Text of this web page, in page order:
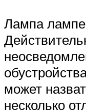
Лампа лампе
может
несколько